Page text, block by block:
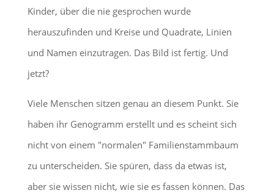
Kinder, über die nie gesprochen wurde
herauszufinden und Kreise und Quadrate, Linien
und Namen einzutragen. Das Bild ist fertig. Und
jetzt?
Viele Menschen sitzen genau an diesem Punkt. Sie
haben ihr Genogramm erstellt und es scheint sich
nicht von einem "normalen" Familienstammbaum
zu unterscheiden. Sie spüren, dass da etwas ist,
aber sie wissen nicht, wie sie es fassen können. Das